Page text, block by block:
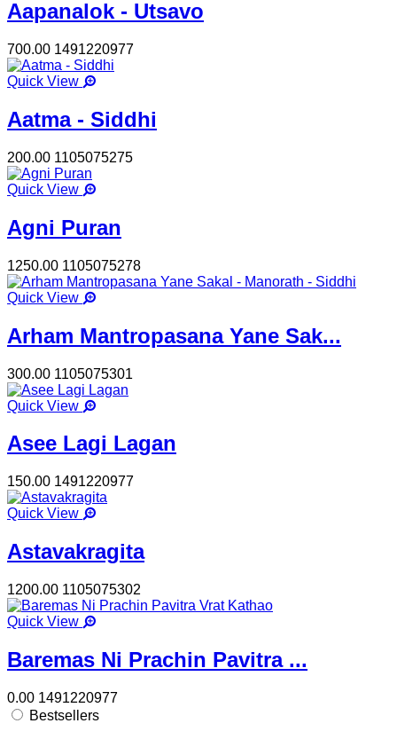
Aapanalok - Utsavo
700.00 1491220977
Quick View
Aatma - Siddhi
200.00 1105075275
Quick View
Agni Puran
1250.00 1105075278
Quick View
Arham Mantropasana Yane Sak...
300.00 1105075301
Quick View
Asee Lagi Lagan
150.00 1491220977
Quick View
Astavakragita
1200.00 1105075302
Quick View
Baremas Ni Prachin Pavitra ...
0.00 1491220977
Bestsellers